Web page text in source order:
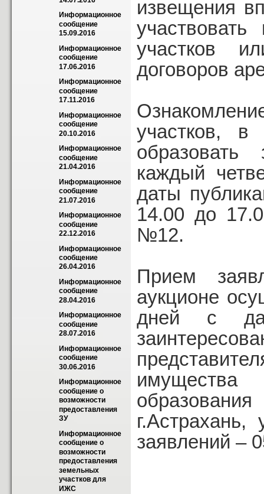
Информационное
сообщение
15.09.2016
Информационное
сообщение
17.06.2016
Информационное
сообщение
17.11.2016
Информационное
сообщение
20.10.2016
Информационное
сообщение
21.04.2016
Информационное
сообщение
21.07.2016
Информационное
сообщение
22.12.2016
Информационное
сообщение
26.04.2016
Информационное
сообщение
28.04.2016
Информационное
сообщение
28.07.2016
Информационное
сообщение
30.06.2016
Информационное
сообщение о
возможности
предоставления
ЗУ
Информационное
сообщение о
возможности
предоставления
земельных
участков для
ИЖС
извещения
участков
договоров
участков, в
образовать
каждый
даты
14.00 до
№12.
Прием
аукционе
дней с
имущества
заявлений –